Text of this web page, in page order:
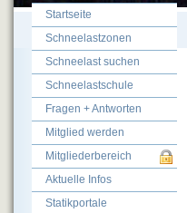
Startseite
Schneelastzonen
Schneelast suchen
Schneelastschule
Fragen + Antworten
Mitglied werden
Mitgliederbereich
Aktuelle Infos
Statikportale